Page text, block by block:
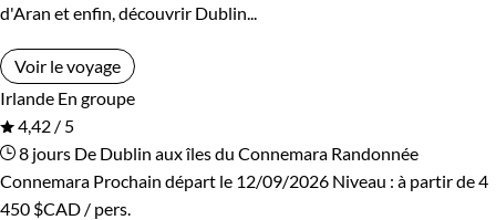
d'Aran et enfin, découvrir Dublin...
Voir le voyage
Irlande En groupe
4,42 / 5
8 jours De Dublin aux îles du Connemara Randonnée
Connemara Prochain départ le 12/09/2026 Niveau : à partir de4
450 $CAD / pers.